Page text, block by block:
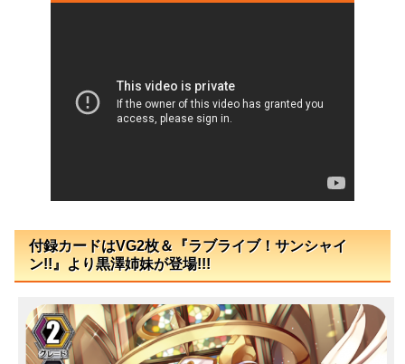
付録カードはVG2枚＆『ラブライブ！サンシャイ
ン!!』より黒澤姉妹が登場!!!